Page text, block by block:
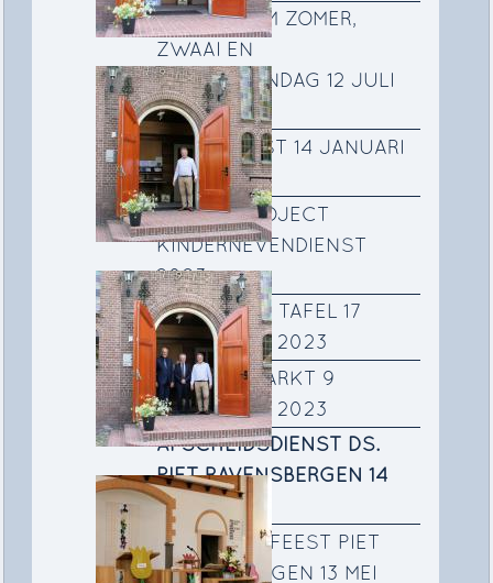
FOTOALBUM ZOMER,
ZWAAI EN
BEDANKZONDAG 12 JULI
2026
DOOPDIENST 14 JANUARI
2024
ADVENTPROJECT
KINDERNEVENDIENST
2023
SAMEN AAN TAFEL 17
SEPTEMBER 2023
NAJAARSMARKT 9
SEPTEMBER 2023
AFSCHEIDSDIENST DS.
PIET RAVENSBERGEN 14
MEI 2023
AFSCHEIDSFEEST PIET
RAVENSBERGEN 13 MEI